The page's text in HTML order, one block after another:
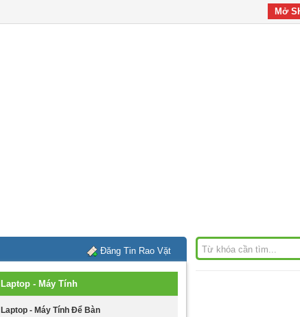
Mở
Đăng Tin Rao Vặt
Laptop - Máy Tính
Laptop - Máy Tính Để Bàn